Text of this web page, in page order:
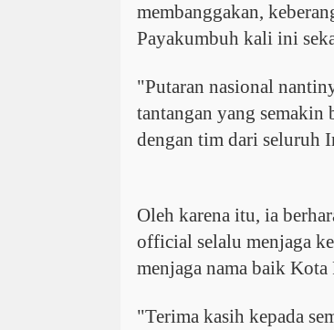
membanggakan,
Payakumbuh kali ini
"Putaran nasional
tantangan yang semakin
dengan tim dari seluruh
Oleh karena itu, ia
official selalu menjaga
menjaga nama baik Kota
"Terima kasih kepada